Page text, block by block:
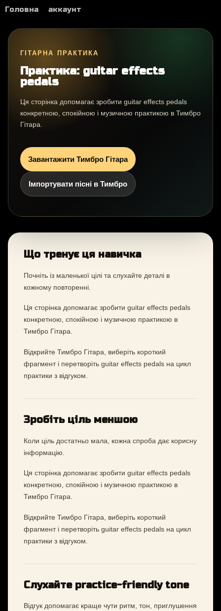
Головна аккаунт
ГІТАРНА ПРАКТИКА
Практика: guitar effects
pedals
Ця сторінка допомагає зробити guitar effects pedals
конкретною, спокійною і музичною практикою в Тимбро
Гітара.
Завантажити Тимбро Гітара
Імпортувати пісні в Тимбро
Що тренує ця навичка
Почніть із маленької цілі та слухайте деталі в
кожному повторенні.
Ця сторінка допомагає зробити guitar effects pedals
конкретною, спокійною і музичною практикою в
Тимбро Гітара.
Відкрийте Тимбро Гітара, виберіть короткий
фрагмент і перетворіть guitar effects pedals на цикл
практики з відгуком.
Зробіть ціль меншою
Коли ціль достатньо мала, кожна спроба дає корисну
інформацію.
Ця сторінка допомагає зробити guitar effects pedals
конкретною, спокійною і музичною практикою в
Тимбро Гітара.
Відкрийте Тимбро Гітара, виберіть короткий
фрагмент і перетворіть guitar effects pedals на цикл
практики з відгуком.
Слухайте practice-friendly tone
Відгук допомагає краще чути ритм, тон, приглушення